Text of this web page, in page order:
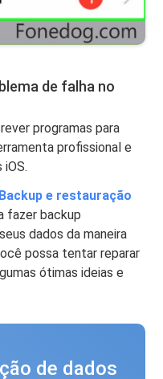
de falha no
programas para
profissional e
Backup e restauração
fazer backup
dados da maneira
possa tentar reparar
ótimas ideias e
de dados